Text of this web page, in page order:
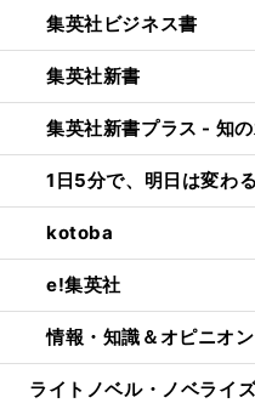
集英社ビジネス書
集英社新書
集英社新書プラス - 知
1日5分で、明日は変わ
kotoba
e!集英社
情報・知識＆オピニオ
ライトノベル・ノベライ